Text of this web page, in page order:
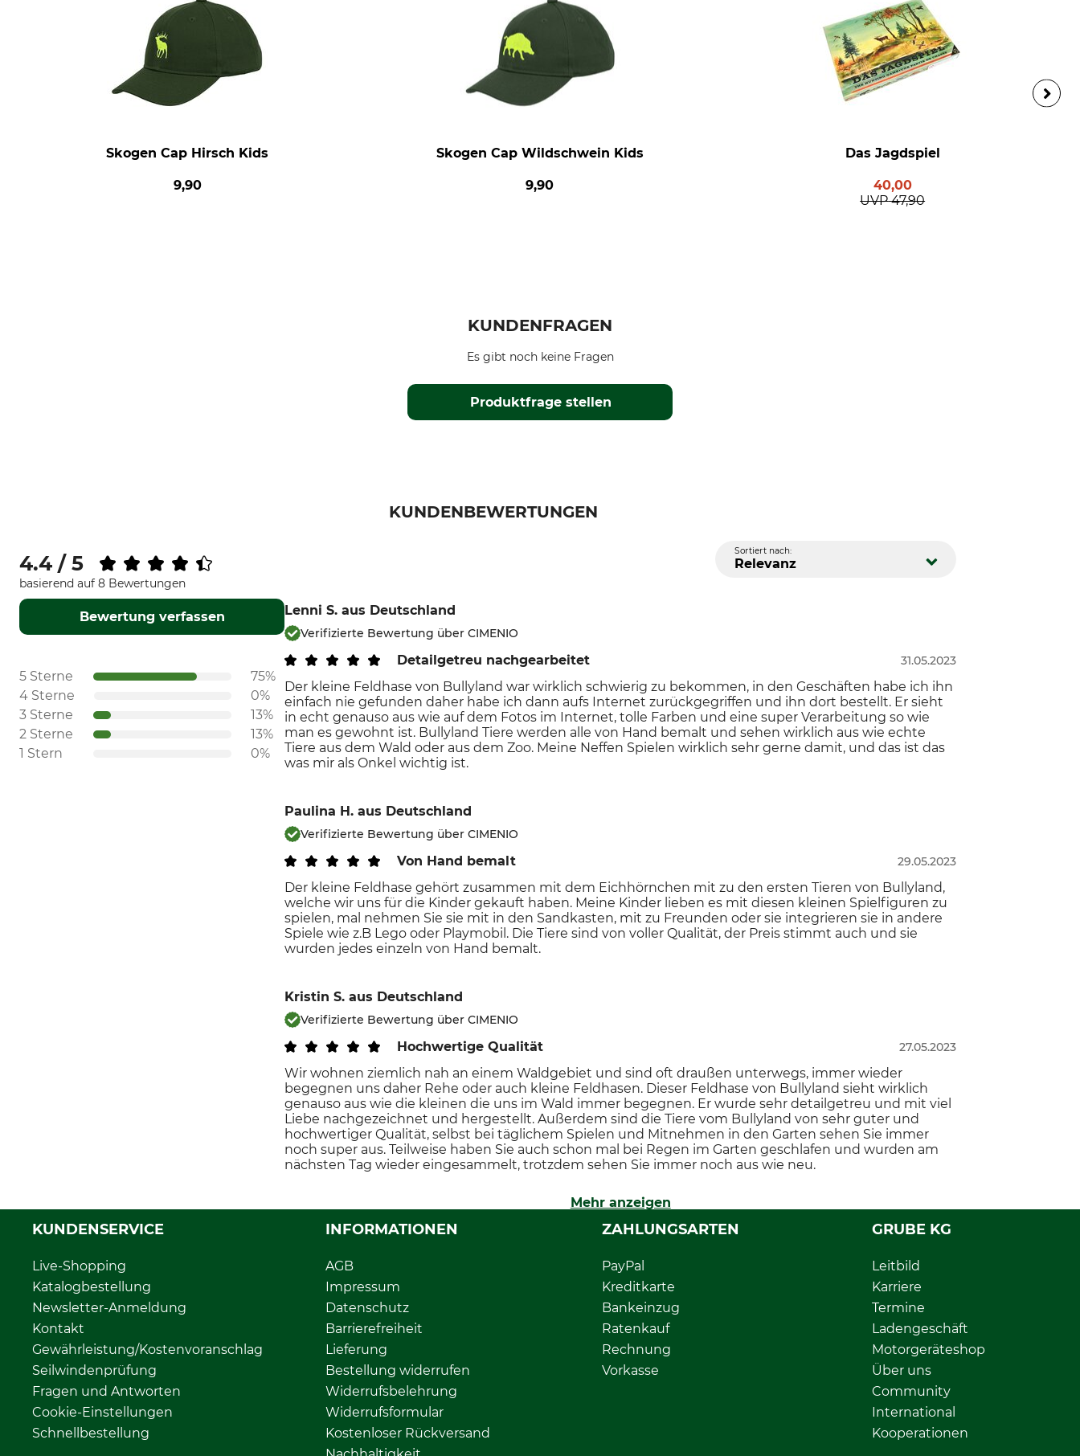
Skogen Cap Hirsch Kids
9,90
Skogen Cap Wildschwein Kids
9,90
Das Jagdspiel
40,00
UVP 47,90
KUNDENFRAGEN
Produktfrage stellen
Es gibt noch keine Fragen
KUNDENBEWERTUNGEN
4.4 / 5
basierend auf 8 Bewertungen
Bewertung verfassen
5 Sterne
75%
4 Sterne
0%
3 Sterne
13%
2 Sterne
13%
1 Stern
0%
Sortiert nach:
Relevanz
Lenni S. aus Deutschland
Verifizierte Bewertung über CIMENIO
Detailgetreu nachgearbeitet 31.05.2023
Der kleine Feldhase von Bullyland war wirklich schwierig zu bekommen, in den Geschäften habe ich ihn
einfach nie gefunden daher habe ich dann aufs Internet zurückgegriffen und ihn dort bestellt. Er sieht
in echt genauso aus wie auf dem Fotos im Internet, tolle Farben und eine super Verarbeitung so wie
man es gewohnt ist. Bullyland Tiere werden alle von Hand bemalt und sehen wirklich aus wie echte
Tiere aus dem Wald oder aus dem Zoo. Meine Neffen Spielen wirklich sehr gerne damit, und das ist das
was mir als Onkel wichtig ist.
Paulina H. aus Deutschland
Verifizierte Bewertung über CIMENIO
Von Hand bemalt 29.05.2023
Der kleine Feldhase gehört zusammen mit dem Eichhörnchen mit zu den ersten Tieren von Bullyland,
welche wir uns für die Kinder gekauft haben. Meine Kinder lieben es mit diesen kleinen Spielfiguren zu
spielen, mal nehmen Sie sie mit in den Sandkasten, mit zu Freunden oder sie integrieren sie in andere
Spiele wie z.B Lego oder Playmobil. Die Tiere sind von voller Qualität, der Preis stimmt auch und sie
wurden jedes einzeln von Hand bemalt.
Kristin S. aus Deutschland
Verifizierte Bewertung über CIMENIO
Hochwertige Qualität 27.05.2023
Wir wohnen ziemlich nah an einem Waldgebiet und sind oft draußen unterwegs, immer wieder
begegnen uns daher Rehe oder auch kleine Feldhasen. Dieser Feldhase von Bullyland sieht wirklich
genauso aus wie die kleinen die uns im Wald immer begegnen. Er wurde sehr detailgetreu und mit viel
Liebe nachgezeichnet und hergestellt. Außerdem sind die Tiere vom Bullyland von sehr guter und
hochwertiger Qualität, selbst bei täglichem Spielen und Mitnehmen in den Garten sehen Sie immer
noch super aus. Teilweise haben Sie auch schon mal bei Regen im Garten geschlafen und wurden am
nächsten Tag wieder eingesammelt, trotzdem sehen Sie immer noch aus wie neu.
Mehr anzeigen
KUNDENSERVICE
Live-Shopping
Katalogbestellung
Newsletter-Anmeldung
Kontakt
Gewährleistung/Kostenvoranschlag
Seilwindenprüfung
Fragen und Antworten
Cookie-Einstellungen
Schnellbestellung
INFORMATIONEN
AGB
Impressum
Datenschutz
Barrierefreiheit
Lieferung
Bestellung widerrufen
Widerrufsbelehrung
Widerrufsformular
Kostenloser Rückversand
ZAHLUNGSARTEN
PayPal
Kreditkarte
Bankeinzug
Ratenkauf
Rechnung
Vorkasse
GRUBE KG
Leitbild
Karriere
Termine
Ladengeschäft
Motorgeräteshop
Über uns
Community
International
Kooperationen